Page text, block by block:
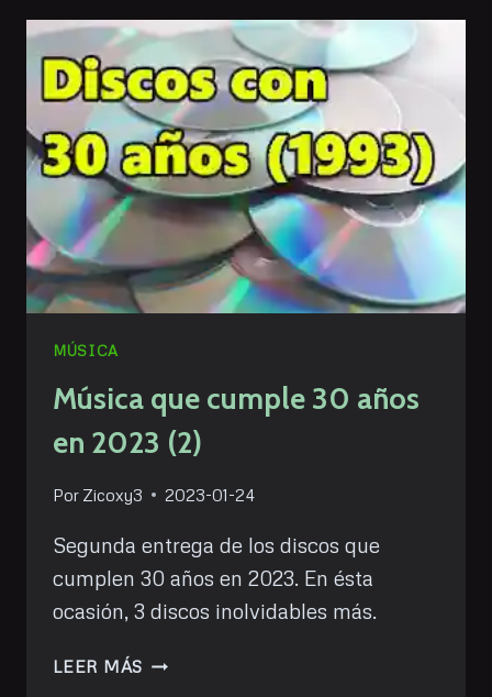
UTERO
NIRVANA
MÚSICA
Música que cumple 30 años
en 2023 (2)
Por Zicoxy3 2023-01-24
Segunda entrega de los discos que
cumplen 30 años en 2023. En ésta
ocasión, 3 discos inolvidables más.
LEER MÁS MÚSICA